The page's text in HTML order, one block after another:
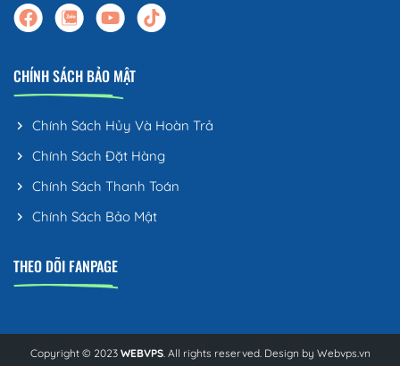
CHÍNH SÁCH BẢO MẬT
Chính Sách Hủy Và Hoàn Trả
Chính Sách Đặt Hàng
Chính Sách Thanh Toán
Chính Sách Bảo Mật
THEO DÕI FANPAGE
Copyright © 2023 WEBVPS. All rights reserved. Design by Webvps.vn